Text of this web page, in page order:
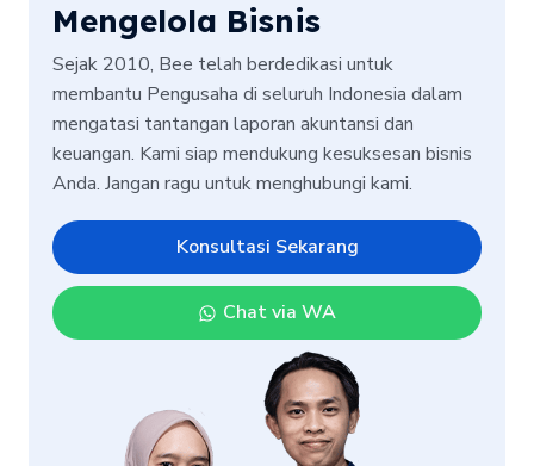
Mengelola Bisnis
Sejak 2010, Bee telah berdedikasi untuk
membantu Pengusaha di seluruh Indonesia dalam
mengatasi tantangan laporan akuntansi dan
keuangan. Kami siap mendukung kesuksesan bisnis
Anda. Jangan ragu untuk menghubungi kami.
Konsultasi Sekarang
Chat via WA